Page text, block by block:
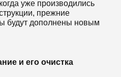
уже производились
прежние
будут дополнены новым
и его очистка